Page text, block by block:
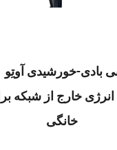
خارج از شبکه
خانگی